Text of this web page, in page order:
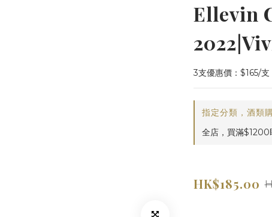
Ellevin
3支優惠價：$165/支
指定分類，酒類
全店，買滿$1200
HK$185.00